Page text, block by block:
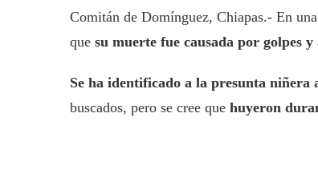
Comitán de Domínguez, Chiapas.- En
que su muerte fue causada por golpes y
Se ha identificado a la presunta niñera
buscados, pero se cree que huyeron